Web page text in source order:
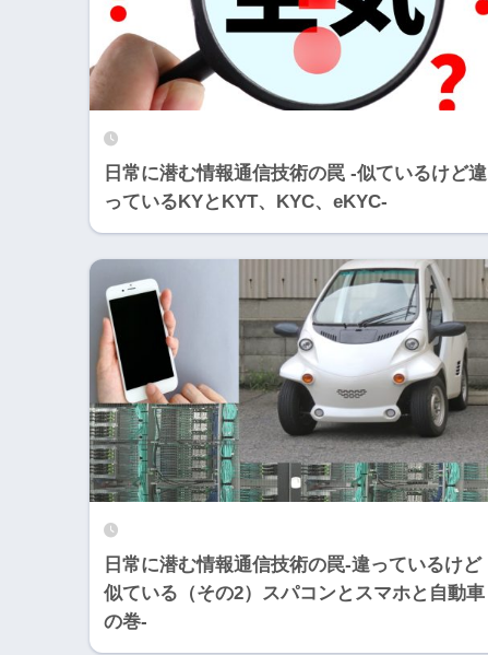
日常に潜む情報通信技術の罠 -似ているけど違
っているKYとKYT、KYC、eKYC-
日常に潜む情報通信技術の罠-違っているけど
似ている（その2）スパコンとスマホと自動車
の巻-